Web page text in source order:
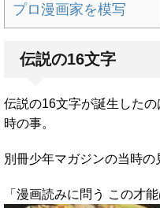
プロ漫画家を模写
伝説の16文字
伝説の16文字が誕生した
時の事。
別冊少年マガジンの当時の
「漫画読みに問う この才